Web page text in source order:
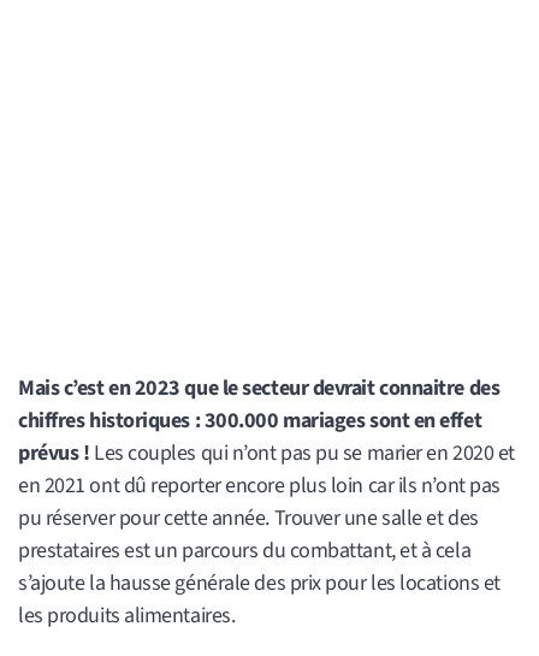
Mais c’est en 2023 que le secteur devrait connaitre des
chiffres historiques : 300.000 mariages sont en effet
prévus ! Les couples qui n’ont pas pu se marier en 2020 et
en 2021 ont dû reporter encore plus loin car ils n’ont pas
pu réserver pour cette année. Trouver une salle et des
prestataires est un parcours du combattant, et à cela
s’ajoute la hausse générale des prix pour les locations et
les produits alimentaires.